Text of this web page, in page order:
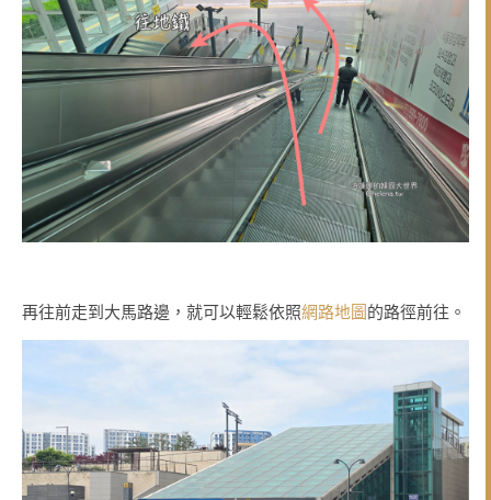
再往前走到大馬路邊，就可以輕鬆依照網路地圖的路徑前往。